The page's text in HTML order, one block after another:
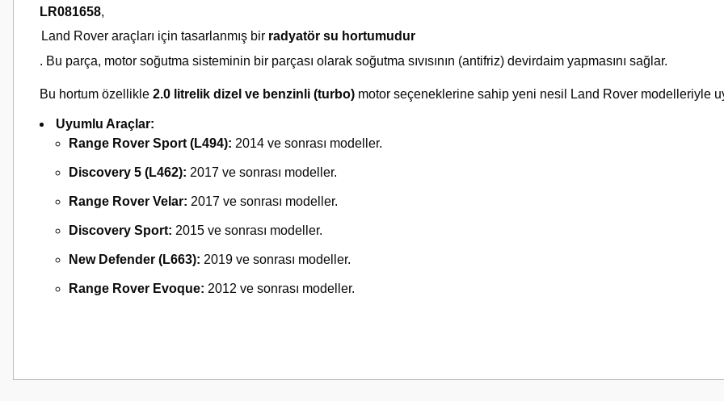
LR081658,
Land Rover araçları için tasarlanmış bir radyatör su hortumudur
. Bu parça, motor soğutma sisteminin bir parçası olarak soğutma sıvısının (antifriz) devirdaim yapmasını sağlar.
Bu hortum özellikle 2.0 litrelik dizel ve benzinli (turbo) motor seçeneklerine sahip yeni nesil Land Rover modelleriyle
Uyumlu Araçlar:
Range Rover Sport (L494): 2014 ve sonrası modeller.
Discovery 5 (L462): 2017 ve sonrası modeller.
Range Rover Velar: 2017 ve sonrası modeller.
Discovery Sport: 2015 ve sonrası modeller.
New Defender (L663): 2019 ve sonrası modeller.
Range Rover Evoque: 2012 ve sonrası modeller.
Görüş ve önerileriniz için teşekkür ederiz.